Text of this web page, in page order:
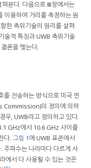
본다. 다음으로 Ⅲ장에서는
용하여 거리를 측정하는 원
한 측위기술의 원리를 살펴
술적 특징과 UWB 측위기술
론을 맺는다.
전송하는 방식으로 미국 연
Commission)의 정의에 의하
우, UWB라고 정의하고 있다.
GHz에서 10.6 GHz 사이를
다. 그림 1에 UWB 표준에서
주파수는 나라마다 다르게 사
에서 다 사용될 수 있는 것은